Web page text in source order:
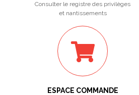
Consulter le registre des privilèges
et nantissements
ESPACE COMMANDE